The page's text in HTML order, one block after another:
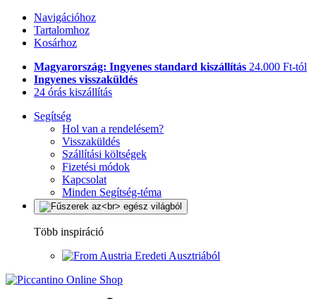
Navigációhoz
Tartalomhoz
Kosárhoz
Magyarország: Ingyenes standard kiszállítás 24.000 Ft-tól
Ingyenes visszaküldés
24 órás kiszállítás
Segítség
Hol van a rendelésem?
Visszaküldés
Szállítási költségek
Fizetési módok
Kapcsolat
Minden Segítség-téma
Több inspiráció
Eredeti Ausztriából